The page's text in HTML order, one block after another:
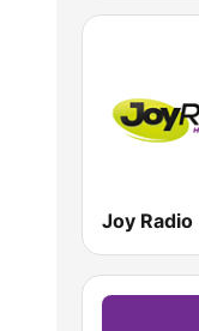
Joy Radio